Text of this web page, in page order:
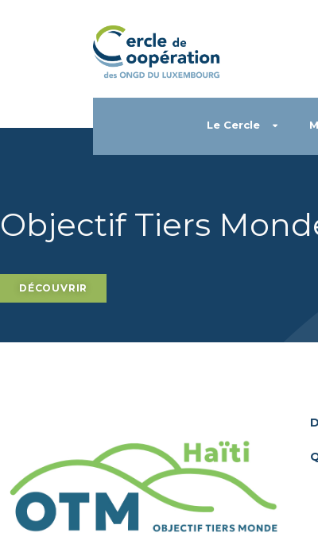
Le Cercle
Objectif Tiers
DÉCOUVRIR